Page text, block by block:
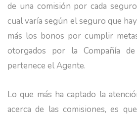
de una comisión por cada
cual varía según el seguro que
más los bonos por cumplir
otorgados por la Compañía
pertenece el Agente.
Lo que más ha captado la
acerca de las comisiones, es